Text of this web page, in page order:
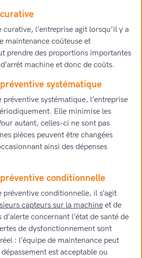
l’entreprise agit lorsqu’il y a
maintenance coûteuse et
prendre des proportions importantes
machine et donc de coûts.
systématique
préventive systématique, l’entreprise
Elle minimise les
autant, celles-ci ne sont pas
pièces peuvent être changées
ainsi des dépenses
conditionnelle
préventive conditionnelle, il s’agit
capteurs sur la machine et de
concernant l’état de santé de
de dysfonctionnement sont
: l’équipe de maintenance peut
est acceptable ou